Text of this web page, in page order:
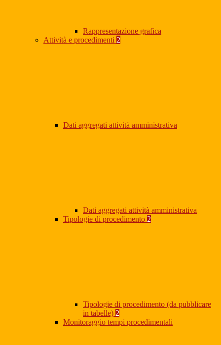
Rappresentazione grafica
Attività e procedimenti 2
Dati aggregati attività amministrativa
Dati aggregati attività amministrativa
Tipologie di procedimento 2
Tipologie di procedimento (da pubblicare
in tabelle) 2
Monitoraggio tempi procedimentali